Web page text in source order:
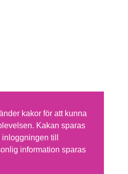
kakor för att kunna
Kakan sparas
till
information sparas